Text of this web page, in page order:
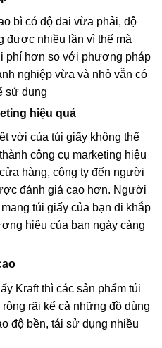
bì có độ dai vừa phải, độ
được nhiều lần vì thế mà
phí hơn so với phương pháp
nghiệp vừa và nhỏ vẫn có
sử dụng
hiệu quả
vời của túi giấy không thể
công cụ marketing hiệu
hàng, công ty đến người
đánh giá cao hơn. Người
túi giấy của bạn đi khắp
hiệu của bạn ngày càng
Kraft thì các sản phẩm túi
rãi kể cả những đồ dùng
độ bền, tái sử dụng nhiều